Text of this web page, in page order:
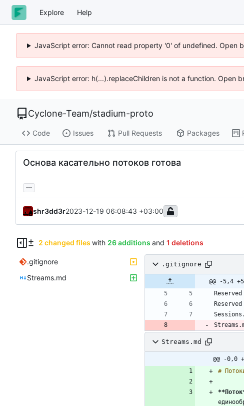
Explore Help
JavaScript error: Cannot read property '0' of undefined. Open
JavaScript error: h(...).replaceChildren is not a function. Open
Cyclone-Team/stadium-proto
Code Issues Pull Requests Packages
Основа касательно потоков готова
...
shr3dd3r2023-12-19 06:08:43 +03:00
2 changed files with 26 additions and 1 deletions
.gitignore
Streams.md
.gitignore
@@ -5,4
Streams.md
@@ -0,0
**Поток